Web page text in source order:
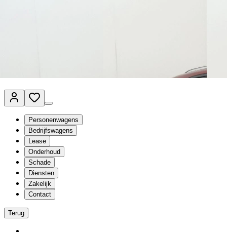
Personenwagens
Bedrijfswagens
Lease
Onderhoud
Schade
Diensten
Zakelijk
Contact
Terug